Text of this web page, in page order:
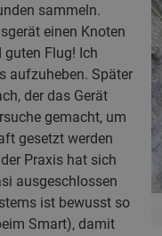
sammeln.
einen Knoten
guten Flug! Ich
aufzuheben. Später
der das Gerät
gemacht, um
gesetzt werden
Praxis hat sich
ausgeschlossen
ist bewusst so
Smart), damit